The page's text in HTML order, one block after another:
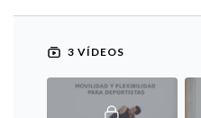
3 VÍDEOS